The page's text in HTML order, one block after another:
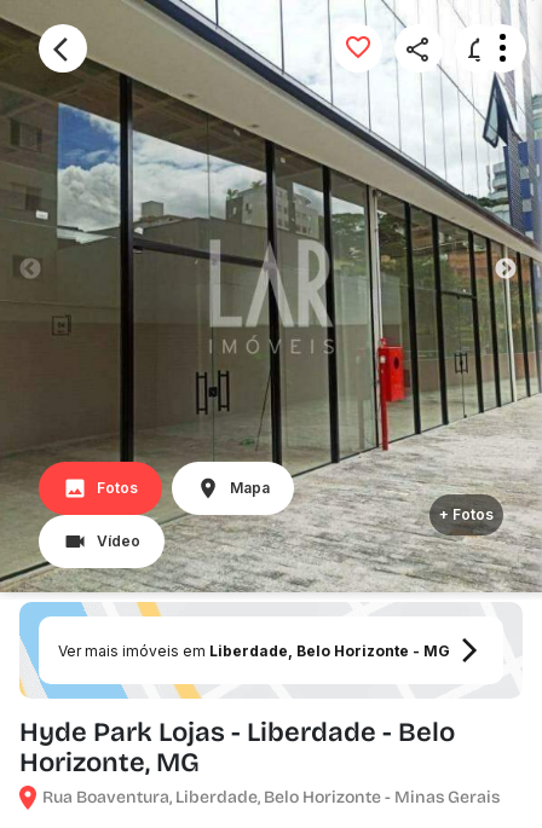
Fotos Mapa
Vídeo
+ Fotos
Ver mais imóveis em Liberdade, Belo Horizonte - MG
Hyde Park Lojas - Liberdade - Belo
Horizonte, MG
Rua Boaventura, Liberdade, Belo Horizonte - Minas Gerais